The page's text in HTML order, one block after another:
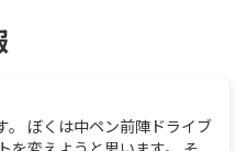
。 ぼくは中ペン前陣ドライブ